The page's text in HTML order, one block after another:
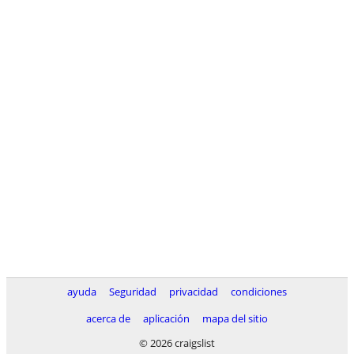
ayuda Seguridad privacidad
condiciones
acerca de
aplicación
mapa del sitio
© 2026 craigslist